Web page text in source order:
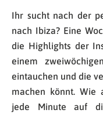
Ihr sucht nach der
nach Ibiza? Eine
die Highlights der
einem
eintauchen und die
machen könnt. Wie
jede Minute auf